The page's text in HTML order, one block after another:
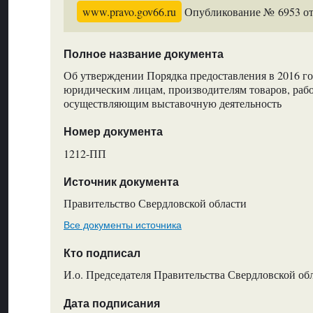
www.pravo.gov66.ru Опубликование № 6953
Полное название документа
Об утверждении Порядка предоставления в 2016
юридическим лицам, производителям товаров,
осуществляющим выставочную деятельность
Номер документа
1212-ПП
Источник документа
Правительство Свердловской области
Все документы источника
Кто подписал
И.о. Председателя Правительства Свердловской
Дата подписания